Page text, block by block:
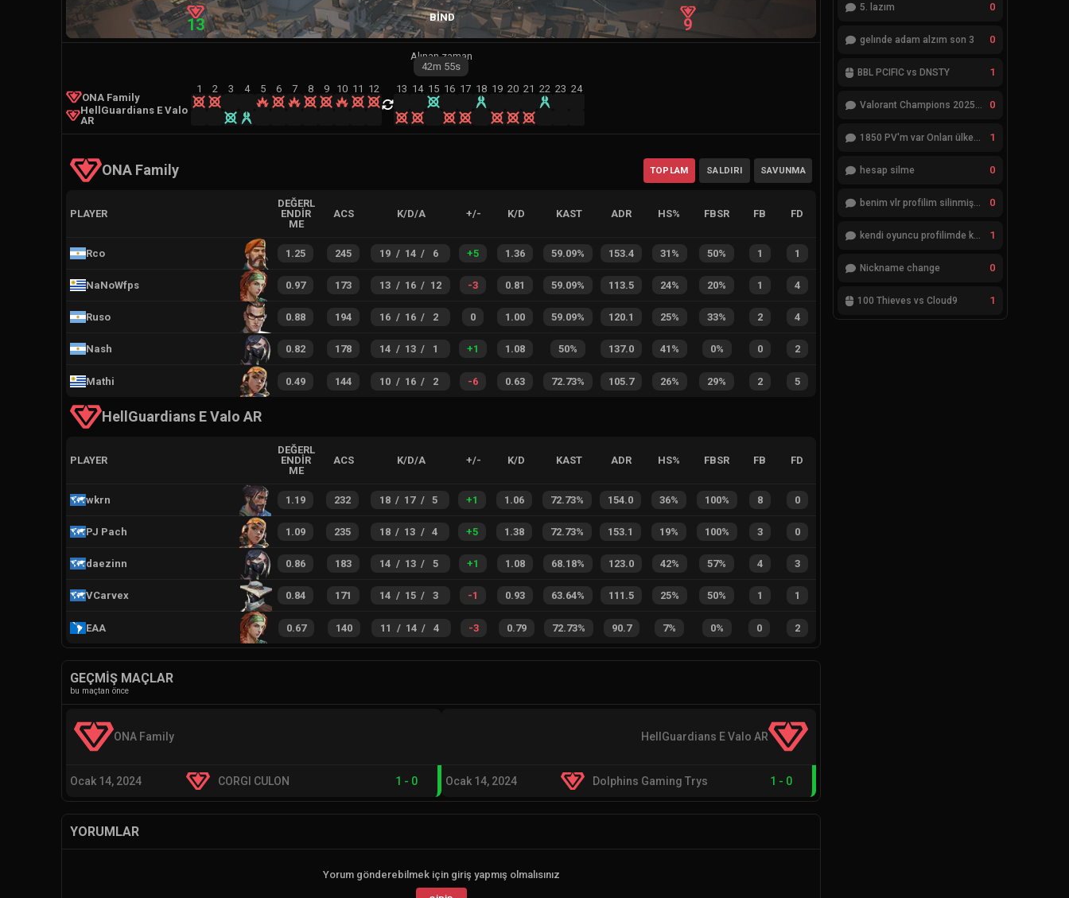
13 BIND 9
Alınan zaman
42m 55s
ONA Family
HellGuardians E Valo
AR
1 2 3 4 5 6 7 8 9 10 11 12 13 14 15 16 17 18 19 20 21 22 23 24
ONA Family TOPLAM SALDIRI SAVUNMA
PLAYER
DEĞERL
ENDIR
ME
ACS K/D/A +/- K/D KAST ADR HS% FBSR FB FD
Rco 1.25 245 19 / 14 / 6 +5 1.36 59.09% 153.4 31% 50% 1 1
NaNoWfps 0.97 173 13 / 16 / 12 -3 0.81 59.09% 113.5 24% 20% 1 4
Ruso 0.88 194 16 / 16 / 2 0 1.00 59.09% 120.1 25% 33% 2 4
Nash 0.82 178 14 / 13 / 1 +1 1.08 50% 137.0 41% 0% 0 2
Mathi 0.49 144 10 / 16 / 2 -6 0.63 72.73% 105.7 26% 29% 2 5
HellGuardians E Valo AR
PLAYER
DEĞERL
ENDIR
ME
ACS K/D/A +/- K/D KAST ADR HS% FBSR FB FD
wkrn 1.19 232 18 / 17 / 5 +1 1.06 72.73% 154.0 36% 100% 8 0
PJ Pach 1.09 235 18 / 13 / 4 +5 1.38 72.73% 153.1 19% 100% 3 0
daezinn 0.86 183 14 / 13 / 5 +1 1.08 68.18% 123.0 42% 57% 4 3
VCarvex 0.84 171 14 / 15 / 3 -1 0.93 63.64% 111.5 25% 50% 1 1
EAA 0.67 140 11 / 14 / 4 -3 0.79 72.73% 90.7 7% 0% 0 2
GEÇMIŞ MAÇLAR
bu maçtan önce
ONA Family
Ocak 14, 2024 CORGI CULON 1 - 0
HellGuardians E Valo AR
Ocak 14, 2024 Dolphins Gaming Trys 1 - 0
YORUMLAR
Yorum gönderebilmek için giriş yapmış olmalısınız
5. lazım 0
gelınde adam alzım son 3 0
BBL PCIFIC vs DNSTY 1
Valorant Champions 2025 Grand Final 0
1850 PV'm var Onları ülkemde değiştiremiyorum 1
hesap silme 0
benim vlr profilim silinmiş yok gözükmüyor 0
kendi oyuncu profilimde ki bilgileri düzenlemek istiyorum 1
Nickname change 0
100 Thieves vs Cloud9 1